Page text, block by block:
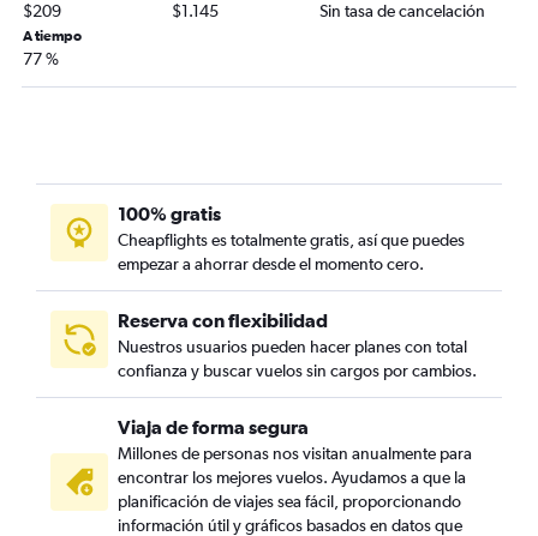
$209 $1.145 Sin tasa de cancelación
A tiempo
77 %
100% gratis
Cheapflights es totalmente gratis, así que puedes
empezar a ahorrar desde el momento cero.
Reserva con flexibilidad
Nuestros usuarios pueden hacer planes con total
confianza y buscar vuelos sin cargos por cambios.
Viaja de forma segura
Millones de personas nos visitan anualmente para
encontrar los mejores vuelos. Ayudamos a que la
planificación de viajes sea fácil, proporcionando
información útil y gráficos basados en datos que